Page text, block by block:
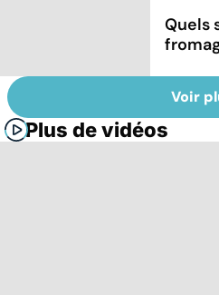
Quels
Voir
Plus de vidéos